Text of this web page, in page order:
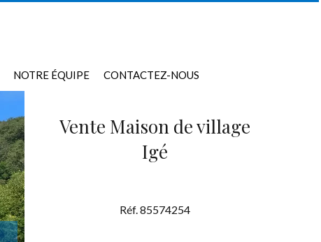
NOTRE ÉQUIPE CONTACTEZ-NOUS
Vente Maison de village
Igé
Réf. 85574254